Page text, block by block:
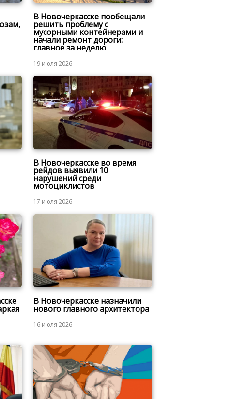
В Новочеркасске пообещали
решить проблему с
мусорными контейнерами и
начали ремонт дороги:
главное за неделю
19 июля 2026
В Новочеркасске во время
рейдов выявили 10
нарушений среди
мотоциклистов
17 июля 2026
В Новочеркасске назначили
нового главного архитектора
16 июля 2026